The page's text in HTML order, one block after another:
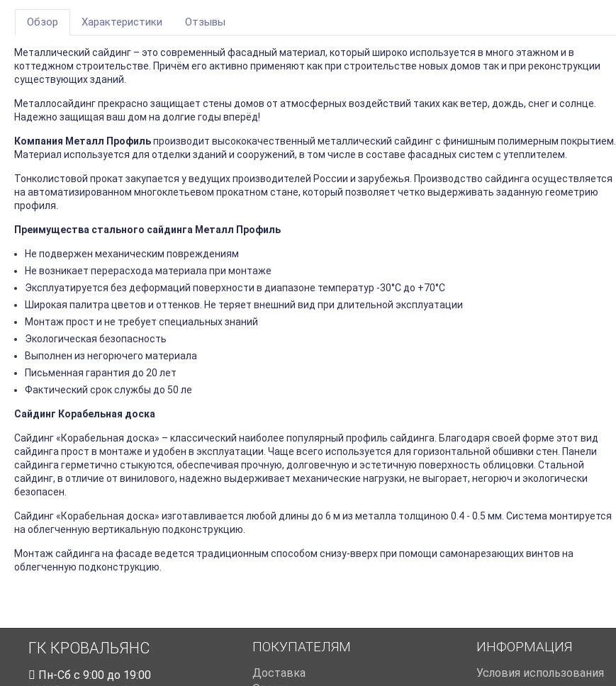
Обзор Характеристики Отзывы
Металлический сайдинг – это современный фасадный материал, который широко используется в много этажном и в
коттеджном строительстве. Причём его активно применяют как при строительстве новых домов так и при реконструкции
существующих зданий.
Металлосайдинг прекрасно защищает стены домов от атмосферных воздействий таких как ветер, дождь, снег и солнце.
Надежно защищая ваш дом на долгие годы вперёд!
Компания Металл Профильпроизводит высококачественный металлический сайдинг с финишным полимерным покрытием.
Материал используется для отделки зданий и сооружений, в том числе в составе фасадных систем с утеплителем.
Тонколистовой прокат закупается у ведущих производителей России и зарубежья. Производство сайдинга осуществляется
на автоматизированном многоклетьевом прокатном стане, который позволяет четко выдерживать заданную геометрию
профиля.
Преимущества стального сайдинга Металл Профиль
Не подвержен механическим повреждениям
Не возникает перерасхода материала при монтаже
Эксплуатируется без деформаций поверхности в диапазоне температур -30°C до +70°C
Широкая палитра цветов и оттенков. Не теряет внешний вид при длительной эксплуатации
Монтаж прост и не требует специальных знаний
Экологическая безопасность
Выполнен из негорючего материала
Письменная гарантия до 20 лет
Фактический срок службы до 50 ле
Сайдинг Корабельная доска
Сайдинг «Корабельная доска» – классический наиболее популярный профиль сайдинга. Благодаря своей форме этот вид
сайдинга прост в монтаже и удобен в эксплуатации. Чаще всего используется для горизонтальной обшивки стен. Панели
сайдинга герметично стыкуются, обеспечивая прочную, долговечную и эстетичную поверхность облицовки. Стальной
сайдинг, в отличие от винилового, надежно выдерживает механические нагрузки, не выгорает, негорюч и экологически
безопасен.
Сайдинг «Корабельная доска» изготавливается любой длины до 6 м из металла толщиною 0.4 - 0.5 мм. Система монтируется
на облегченную вертикальную подконструкцию.
Монтаж сайдинга на фасаде ведется традиционным способом снизу-вверх при помощи самонарезающих винтов на
облегченную подконструкцию.
ГК КРОВАЛЬЯНС
Пн-Cб с 9:00 до 19:00
ПОКУПАТЕЛЯМ
Доставка
ИНФОРМАЦИЯ
Условия использования